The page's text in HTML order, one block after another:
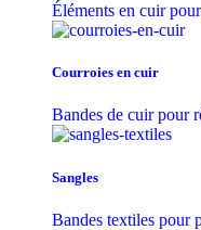
Éléments en cuir
Courroies en cuir
Bandes de cuir pour
Sangles
Bandes textiles pour